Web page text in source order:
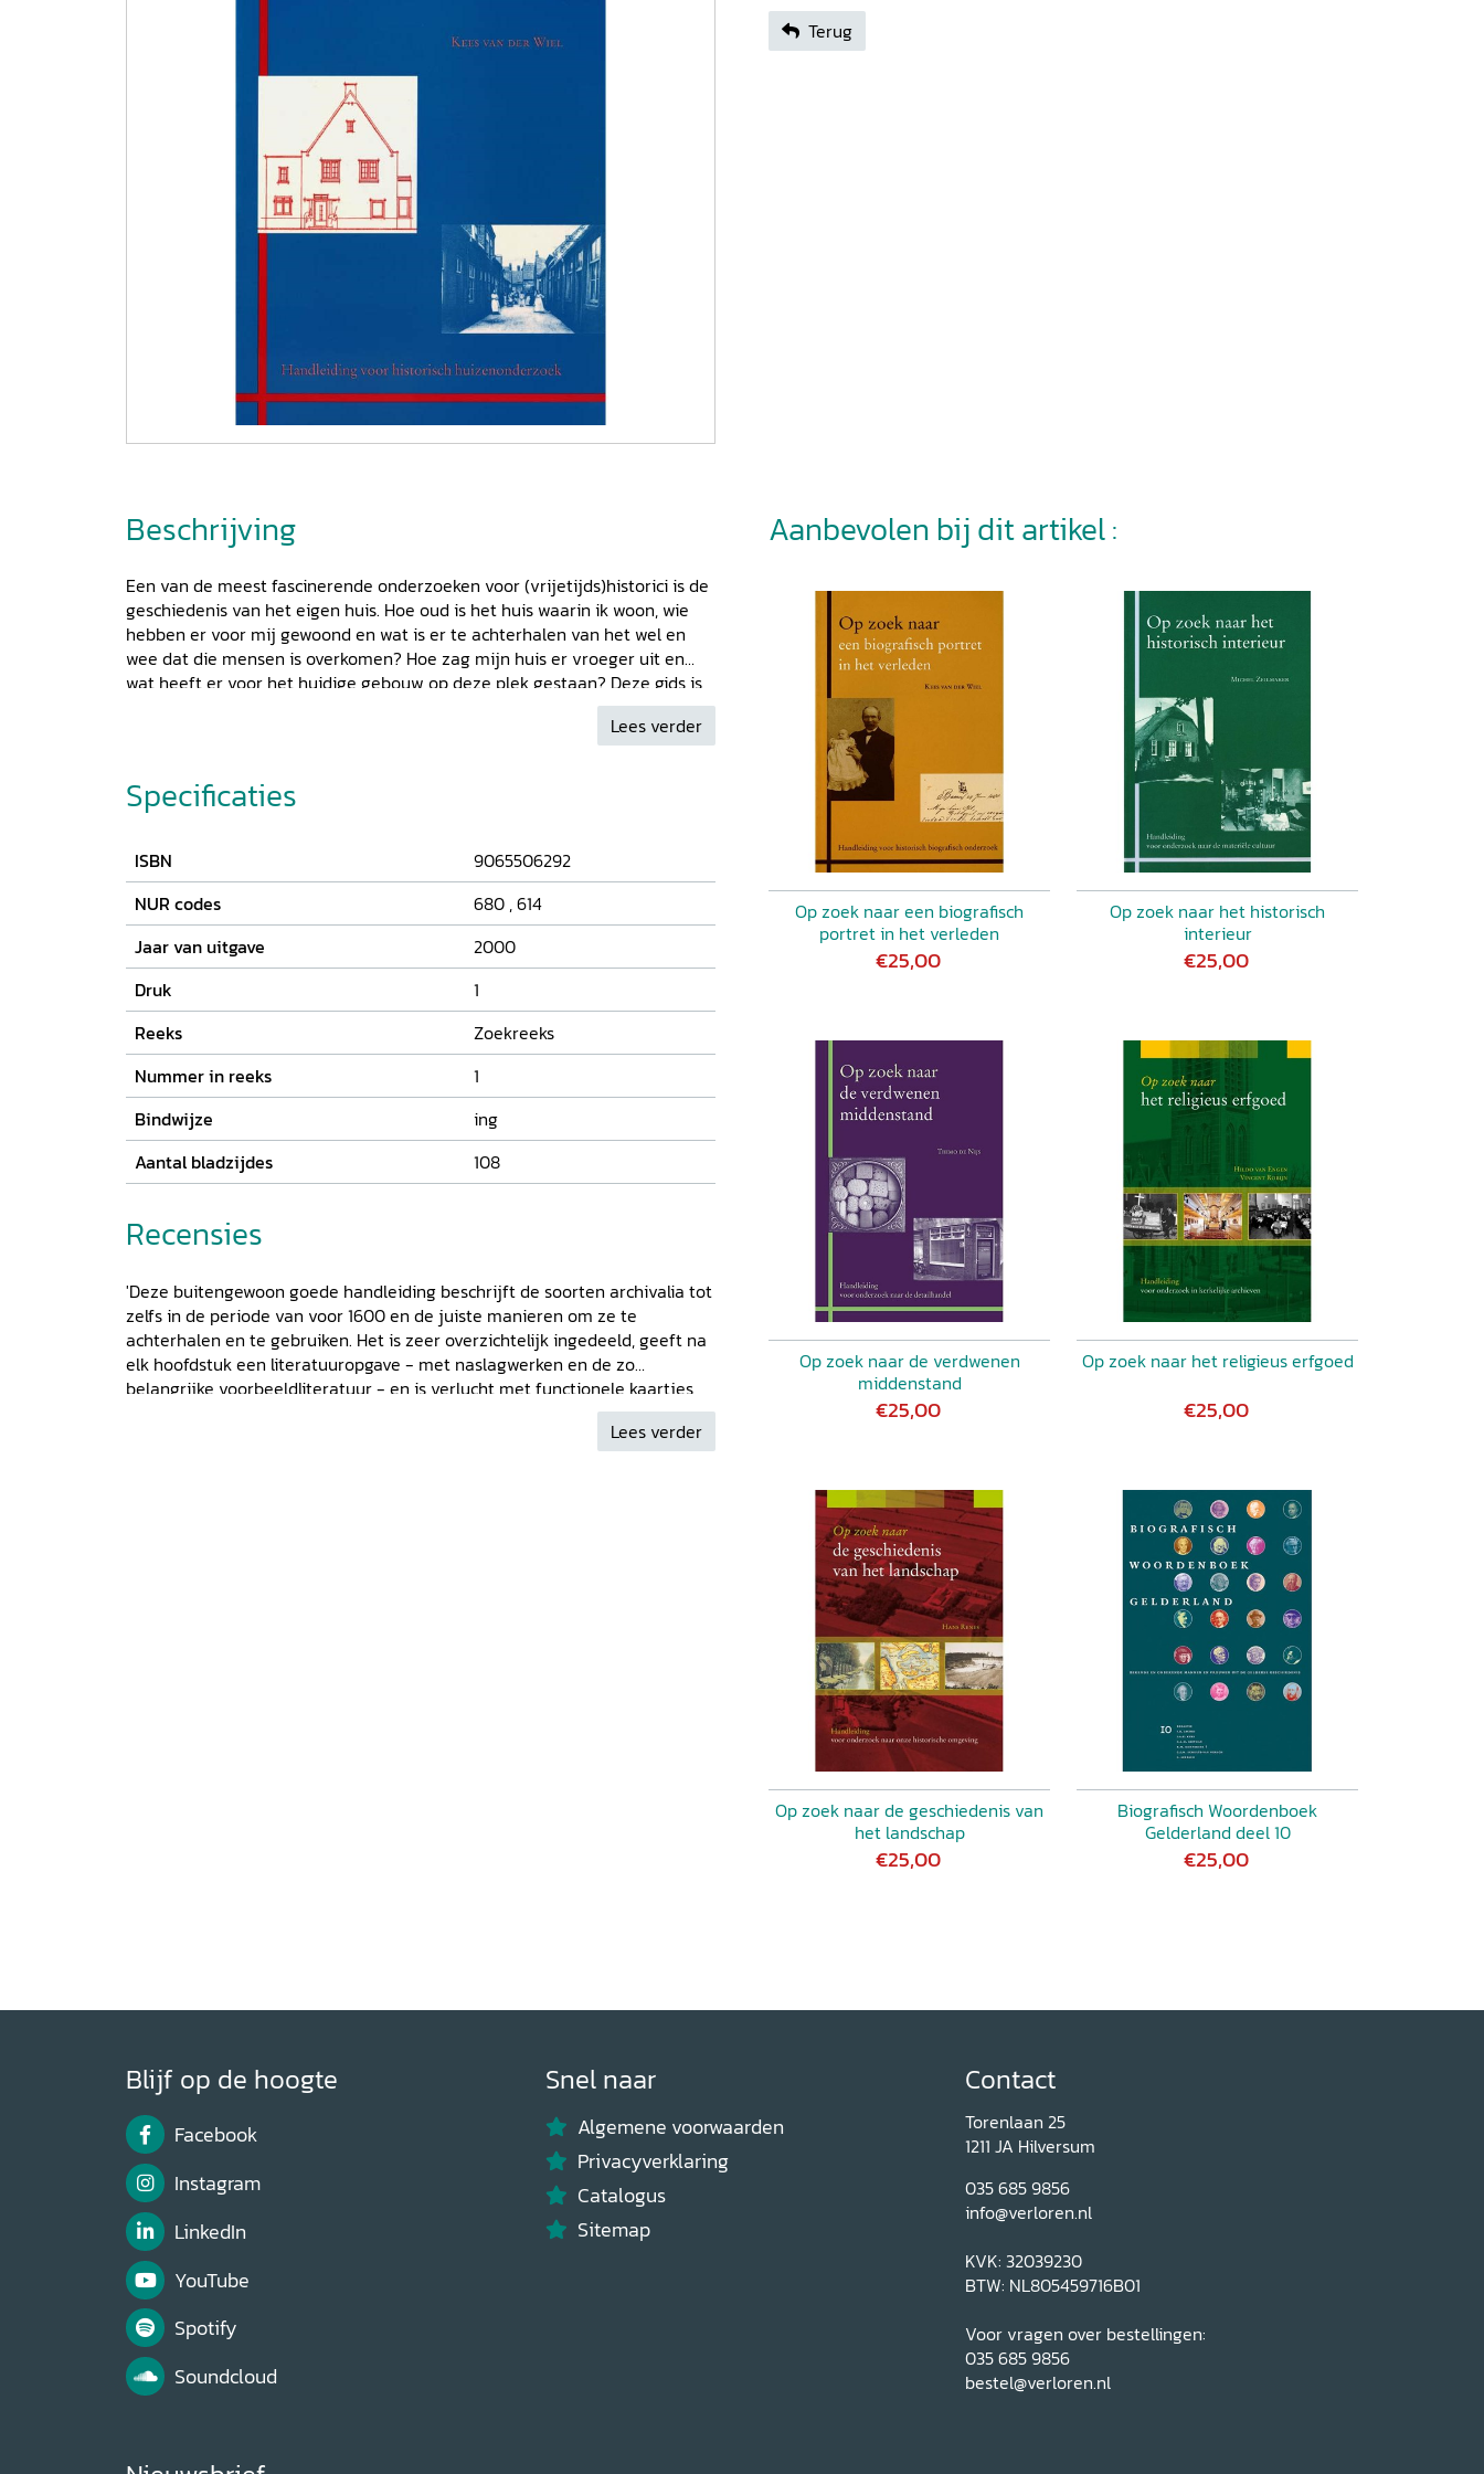
Terug
Beschrijving
Een van de meest fascinerende onderzoeken voor (vrijetijds)historici is de
geschiedenis van het eigen huis. Hoe oud is het huis waarin ik woon, wie
hebben er voor mij gewoond en wat is er te achterhalen van het wel en
wee dat die mensen is overkomen? Hoe zag mijn huis er vroeger uit en
wat heeft er voor het huidige gebouw op deze plek gestaan? Deze gids is
bedoeld voor iedereen die de geheimen van zijn eigen woonplek wil
ontsluieren. In kort bestek worden archiefbronnen en literatuur
woning. Stapsgewijs wordt het onderzoek weergegeven, met alternatieve
mogelijkheden als u dreigt vast te lopen. De vele illustraties geven niet
beeldmateriaal het onderzoek kan versterken.
Lees verder
Specificaties
ISBN
9065506292
NUR codes
680 ,614
Jaar van uitgave
2000
Druk
1
Reeks
Zoekreeks
Nummer in reeks
1
Bindwijze
ing
Aantal bladzijdes
108
Recensies
'Deze buitengewoon goede handleiding beschrijft de soorten archivalia tot
zelfs in de periode van voor 1600 en de juiste manieren om ze te
achterhalen en te gebruiken. Het is zeer overzichtelijk ingedeeld, geeft na
elk hoofdstuk een literatuuropgave - met naslagwerken en de zo
belangrijke voorbeeldliteratuur - en is verlucht met functionele kaartjes
en illustraties. Ook bouwtechnische hulp ontbreekt niet. Ter afsluiting
volgen een uitgekiend stappenplan voor een eigen onderzoek en een
Lees verder
Aanbevolen bij dit artikel :
Op zoek naar een biografisch
portret in het verleden
€25,00
Op zoek naar het historisch
interieur
€25,00
Op zoek naar de verdwenen
middenstand
€25,00
Op zoek naar het religieus erfgoed
€25,00
Op zoek naar de geschiedenis van
het landschap
€25,00
Biografisch Woordenboek
Gelderland deel 10
€25,00
Blijf op de hoogte
Facebook
Instagram
LinkedIn
YouTube
Spotify
Soundcloud
Snel naar
Algemene voorwaarden
Privacyverklaring
Catalogus
Sitemap
Contact
Torenlaan 25
1211 JA Hilversum
035 685 9856
info@verloren.nl
KVK: 32039230
BTW: NL805459716B01
Voor vragen over bestellingen:
035 685 9856
bestel@verloren.nl